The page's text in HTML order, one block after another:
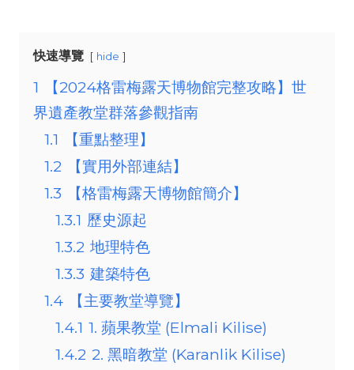
快速導覽 hide
1
【2024格雷梅露天博物館完整攻略】世
界遺產教堂群落參觀指南
1.1
【重點整理】
1.2
【實用外部連結】
1.3
【格雷梅露天博物館簡介】
1.3.1 歷史源起
1.3.2 地理特色
1.3.3 建築特色
1.4
【主要教堂導覽】
1.4.1 1. 蘋果教堂 (Elmali Kilise)
1.4.2 2. 黑暗教堂 (Karanlik Kilise)